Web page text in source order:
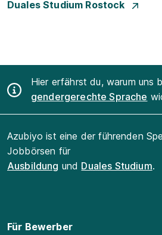
Duales Studium Rostock
Hier erfährst du, warum uns
gendergerechte Sprache
Azubiyo ist eine der führenden
Jobbörsen für
Ausbildung und Duales Studium.
Für Bewerber